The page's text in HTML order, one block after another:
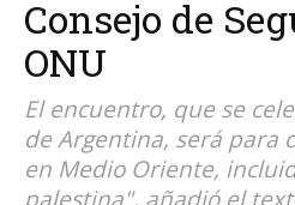
Consejo de
ONU
El encuentro, que se
de Argentina, será para
en Medio Oriente,